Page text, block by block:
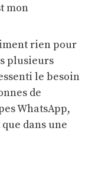
mon
rien pour
plusieurs
le besoin
de
WhatsApp,
dans une